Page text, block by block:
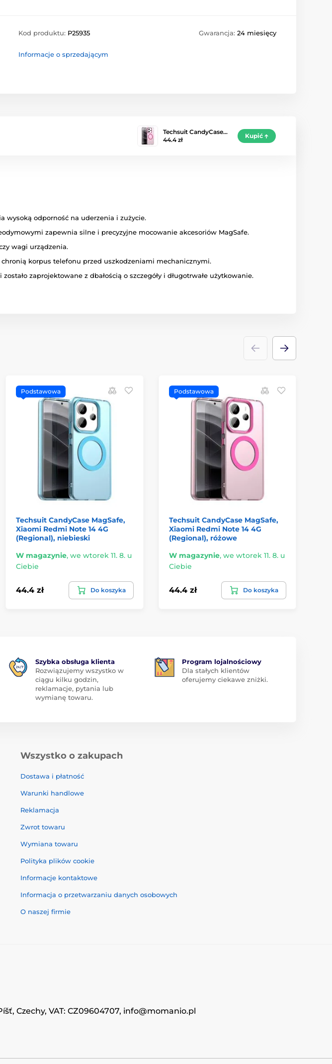
Kod produktu: P25935 Gwarancja: 24 miesięcy
Informacje o sprzedającym
Techsuit CandyCase…
44.4 zł
Kupić
wysoką odporność na uderzenia i zużycie.
zapewnia silne i precyzyjne mocowanie akcesoriów MagSafe.
wagi urządzenia.
korpus telefonu przed uszkodzeniami mechanicznymi.
zaprojektowane z dbałością o szczegóły i długotrwałe użytkowanie.
Podstawowa
Techsuit CandyCase MagSafe,
Xiaomi Redmi Note 14 4G
(Regional), niebieski
W magazynie, we wtorek 11. 8. u
Ciebie
44.4 zł Do koszyka
Podstawowa
Techsuit CandyCase MagSafe,
Xiaomi Redmi Note 14 4G
(Regional), różowe
W magazynie, we wtorek 11. 8. u
Ciebie
44.4 zł Do koszyka
Szybka obsługa klienta
Rozwiązujemy wszystko w
ciągu kilku godzin,
reklamacje, pytania lub
wymianę towaru.
Program lojalnościowy
Dla stałych klientów
oferujemy ciekawe zniżki.
Wszystko o zakupach
Dostawa i płatność
Warunki handlowe
Reklamacja
Zwrot towaru
Wymiana towaru
Polityka plików cookie
Informacje kontaktowe
Informacja o przetwarzaniu danych osobowych
O naszej firmie
Czechy, VAT: CZ09604707, info@momanio.pl